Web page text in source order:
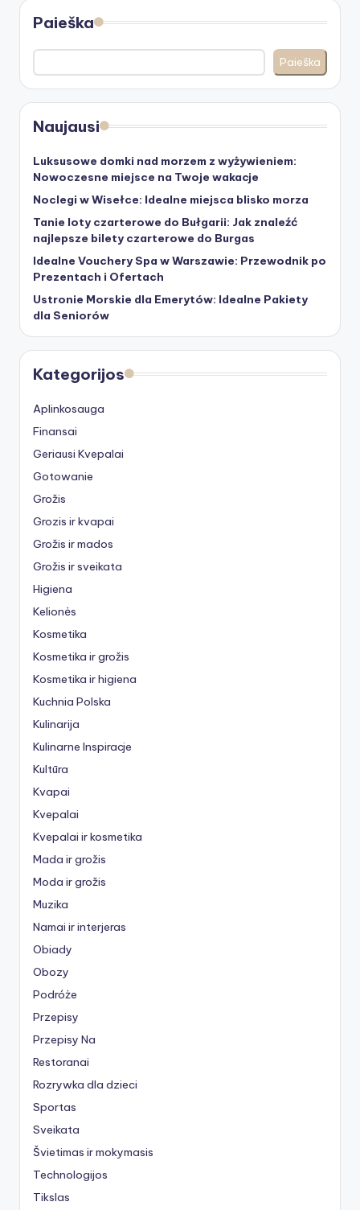
Paieška
Paieška
Naujausi
Luksusowe domki nad morzem z wyżywieniem:
Nowoczesne miejsce na Twoje wakacje
Noclegi w Wisełce: Idealne miejsca blisko morza
Tanie loty czarterowe do Bułgarii: Jak znaleźć
najlepsze bilety czarterowe do Burgas
Idealne Vouchery Spa w Warszawie: Przewodnik po
Prezentach i Ofertach
Ustronie Morskie dla Emerytów: Idealne Pakiety
dla Seniorów
Kategorijos
Aplinkosauga
Finansai
Geriausi Kvepalai
Gotowanie
Grožis
Grozis ir kvapai
Grožis ir mados
Grožis ir sveikata
Higiena
Kelionės
Kosmetika
Kosmetika ir grožis
Kosmetika ir higiena
Kuchnia Polska
Kulinarija
Kulinarne Inspiracje
Kultūra
Kvapai
Kvepalai
Kvepalai ir kosmetika
Mada ir grožis
Moda ir grožis
Muzika
Namai ir interjeras
Obiady
Obozy
Podróże
Przepisy
Przepisy Na
Restoranai
Rozrywka dla dzieci
Sportas
Sveikata
Švietimas ir mokymasis
Technologijos
Tikslas